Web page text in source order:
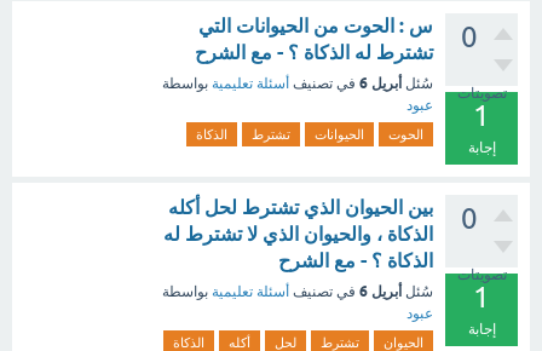
0
تصويتات
1
إجابة
س : الحوت من الحيوانات التي
تشترط له الذكاة ؟ - مع الشرح
سُئل أبريل 6 في تصنيف أسئلة تعليمية بواسطة
عبود
الحوت الحيوانات تشترط الذكاة
0
تصويتات
1
إجابة
بين الحيوان الذي تشترط لحل أكله
الذكاة ، والحيوان الذي لا تشترط له
الذكاة ؟ - مع الشرح
سُئل أبريل 6 في تصنيف أسئلة تعليمية بواسطة
عبود
الحيوان تشترط لحل أكله
الذكاة